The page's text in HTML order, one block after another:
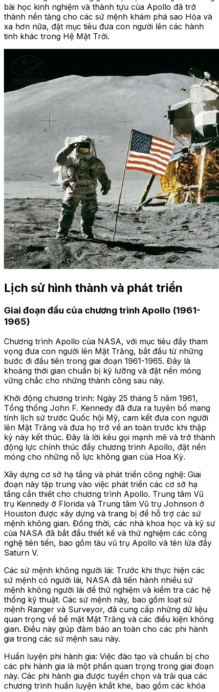
bài học kinh nghiệm và thành tựu của Apollo đã trở
thành nền tảng cho các sứ mệnh khám phá sao Hỏa và
xa hơn nữa, đặt mục tiêu đưa con người lên các hành
tinh khác trong Hệ Mặt Trời.
Lịch sử hình thành và phát triển
Giai đoạn đầu của chương trình Apollo (1961-
1965)
Chương trình Apollo của NASA, với mục tiêu đầy tham
vọng đưa con người lên Mặt Trăng, bắt đầu từ những
bước đi đầu tiên trong giai đoạn 1961-1965. Đây là
khoảng thời gian chuẩn bị kỹ lưỡng và đặt nền móng
vững chắc cho những thành công sau này.
Khởi động chương trình: Ngày 25 tháng 5 năm 1961,
Tổng thống John F. Kennedy đã đưa ra tuyên bố mang
tính lịch sử trước Quốc hội Mỹ, cam kết đưa con người
lên Mặt Trăng và đưa họ trở về an toàn trước khi thập
kỷ này kết thúc. Đây là lời kêu gọi mạnh mẽ và trở thành
động lực chính thúc đẩy chương trình Apollo, đặt nền
móng cho những nỗ lực không gian của Hoa Kỳ.
Xây dựng cơ sở hạ tầng và phát triển công nghệ: Giai
đoạn này tập trung vào việc phát triển các cơ sở hạ
tầng cần thiết cho chương trình Apollo. Trung tâm Vũ
trụ Kennedy ở Florida và Trung tâm Vũ trụ Johnson ở
Houston được xây dựng và trang bị để hỗ trợ các sứ
mệnh không gian. Đồng thời, các nhà khoa học và kỹ sư
của NASA đã bắt đầu thiết kế và thử nghiệm các công
nghệ tiên tiến, bao gồm tàu vũ trụ Apollo và tên lửa đẩy
Saturn V.
Các sứ mệnh không người lái: Trước khi thực hiện các
sứ mệnh có người lái, NASA đã tiến hành nhiều sứ
mệnh không người lái để thử nghiệm và kiểm tra các hệ
thống kỹ thuật. Các sứ mệnh này, bao gồm loạt sứ
mệnh Ranger và Surveyor, đã cung cấp những dữ liệu
quan trọng về bề mặt Mặt Trăng và các điều kiện không
gian. Điều này giúp đảm bảo an toàn cho các phi hành
gia trong các sứ mệnh sau này.
Huấn luyện phi hành gia: Việc đào tạo và chuẩn bị cho
các phi hành gia là một phần quan trọng trong giai đoạn
này. Các phi hành gia được tuyển chọn và trải qua các
chương trình huấn luyện khắt khe, bao gồm các khóa